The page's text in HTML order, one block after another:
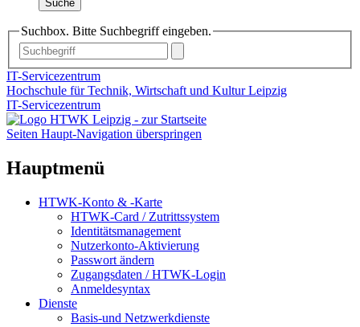
Suche
Suchbox. Bitte Suchbegriff eingeben.
IT-Servicezentrum
Hochschule für Technik, Wirtschaft und Kultur Leipzig
IT-Servicezentrum
Seiten Haupt-Navigation überspringen
Hauptmenü
HTWK-Konto & -Karte
HTWK-Card / Zutrittssystem
Identitätsmanagement
Nutzerkonto-Aktivierung
Passwort ändern
Zugangsdaten / HTWK-Login
Anmeldesyntax
Dienste
Basis-und Netzwerkdienste